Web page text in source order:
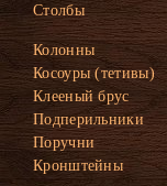
Столбы
Колонны
Косоуры (тетивы)
Клееный брус
Подперильники
Поручни
Кронштейны